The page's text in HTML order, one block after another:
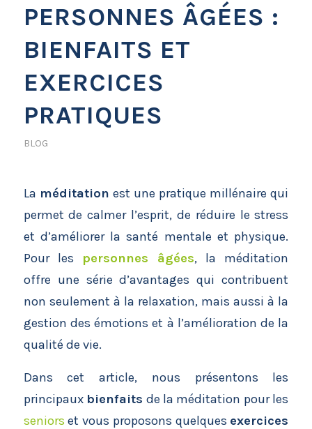
PERSONNES ÂGÉES :
BIENFAITS ET
EXERCICES
PRATIQUES
BLOG
La méditation est une pratique millénaire qui
permet de calmer l’esprit, de réduire le stress
et d’améliorer la santé mentale et physique.
Pour les personnes âgées, la méditation
offre une série d’avantages qui contribuent
non seulement à la relaxation, mais aussi à la
gestion des émotions et à l’amélioration de la
qualité de vie.
Dans cet article, nous présentons les
principaux bienfaits de la méditation pour les
seniors et vous proposons quelques exercices